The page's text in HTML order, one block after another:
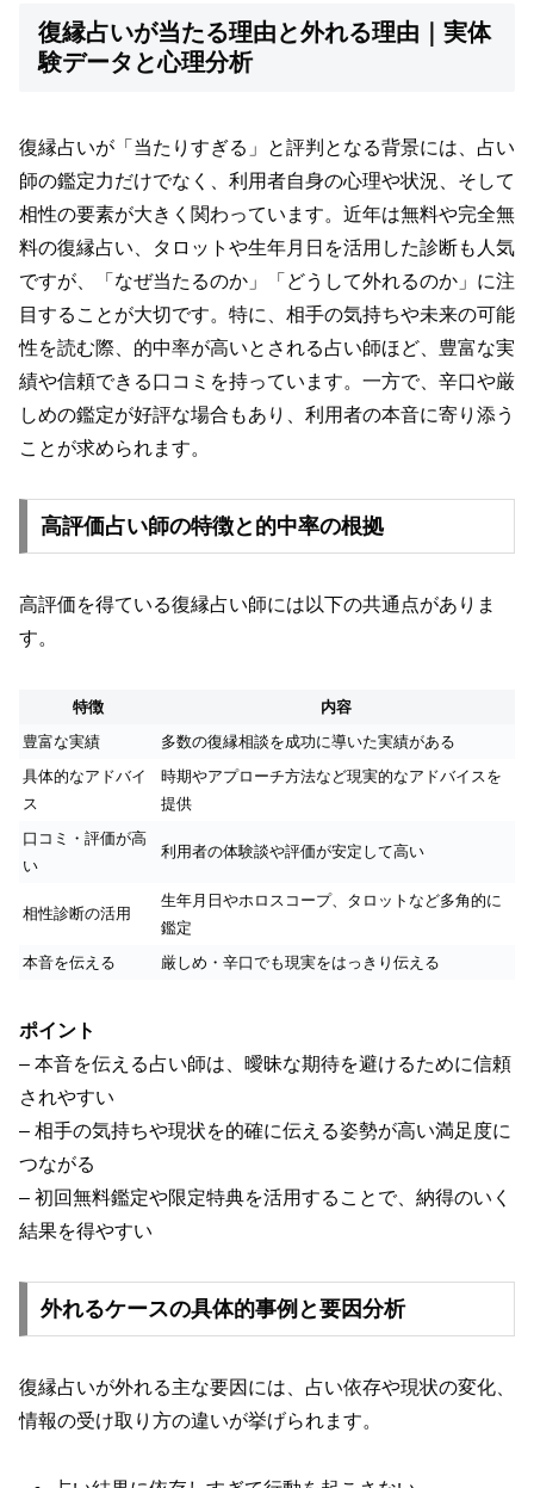
復縁占いが当たる理由と外れる理由｜実体
験データと心理分析
復縁占いが「当たりすぎる」と評判となる背景には、占い
師の鑑定力だけでなく、利用者自身の心理や状況、そして
相性の要素が大きく関わっています。近年は無料や完全無
料の復縁占い、タロットや生年月日を活用した診断も人気
ですが、「なぜ当たるのか」「どうして外れるのか」に注
目することが大切です。特に、相手の気持ちや未来の可能
性を読む際、的中率が高いとされる占い師ほど、豊富な実
績や信頼できる口コミを持っています。一方で、辛口や厳
しめの鑑定が好評な場合もあり、利用者の本音に寄り添う
ことが求められます。
高評価占い師の特徴と的中率の根拠
高評価を得ている復縁占い師には以下の共通点がありま
す。
特徴
内容
豊富な実績
多数の復縁相談を成功に導いた実績がある
具体的なアドバイ
ス
時期やアプローチ方法など現実的なアドバイスを
提供
口コミ・評価が高
い
利用者の体験談や評価が安定して高い
相性診断の活用
生年月日やホロスコープ、タロットなど多角的に
鑑定
本音を伝える
厳しめ・辛口でも現実をはっきり伝える
ポイント
– 本音を伝える占い師は、曖昧な期待を避けるために信頼
されやすい
– 相手の気持ちや現状を的確に伝える姿勢が高い満足度に
つながる
– 初回無料鑑定や限定特典を活用することで、納得のいく
結果を得やすい
外れるケースの具体的事例と要因分析
復縁占いが外れる主な要因には、占い依存や現状の変化、
情報の受け取り方の違いが挙げられます。